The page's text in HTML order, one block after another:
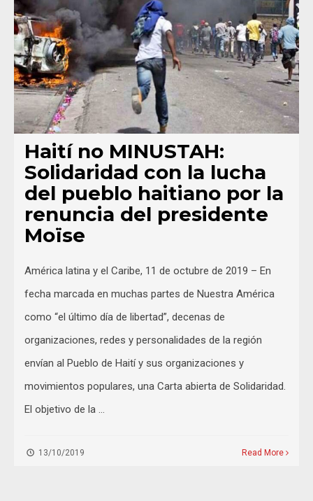
Haití no MINUSTAH:
Solidaridad con la lucha
del pueblo haitiano por la
renuncia del presidente
Moïse
América latina y el Caribe, 11 de octubre de 2019 – En
fecha marcada en muchas partes de Nuestra América
como “el último día de libertad”, decenas de
organizaciones, redes y personalidades de la región
envían al Pueblo de Haití y sus organizaciones y
movimientos populares, una Carta abierta de Solidaridad.
El objetivo de la …
13/10/2019 Read More